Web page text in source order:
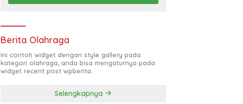
Berita Olahraga
Ini contoh widget dengan style gallery pada
kategori olahraga, anda bisa mengaturnya pada
widget recent post wpberita.
Selengkapnya